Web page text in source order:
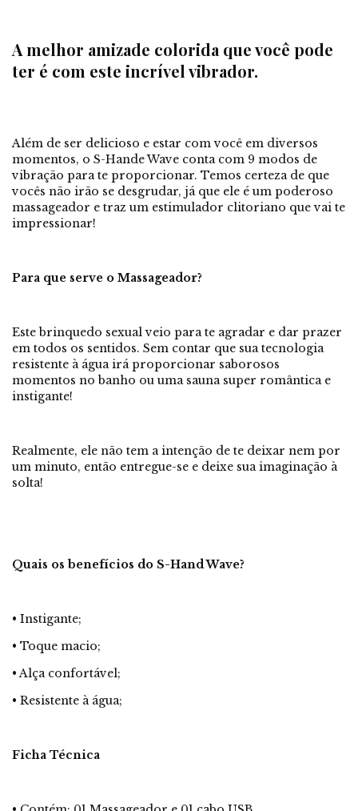
A melhor amizade colorida que você pode
ter é com este incrível vibrador.
Além de ser delicioso e estar com você em diversos
momentos, o S-Hande Wave conta com 9 modos de
vibração para te proporcionar. Temos certeza de que
vocês não irão se desgrudar, já que ele é um poderoso
massageador e traz um estimulador clitoriano que vai te
impressionar!
Para que serve o Massageador?
Este brinquedo sexual veio para te agradar e dar prazer
em todos os sentidos. Sem contar que sua tecnologia
resistente à água irá proporcionar saborosos
momentos no banho ou uma sauna super romântica e
instigante!
Realmente, ele não tem a intenção de te deixar nem por
um minuto, então entregue-se e deixe sua imaginação à
solta!
Quais os benefícios do S-Hand Wave?
• Instigante;
• Toque macio;
• Alça confortável;
• Resistente à água;
Ficha Técnica